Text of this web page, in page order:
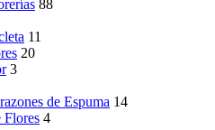
88
11
20
3
de Espuma 14
Flores 4